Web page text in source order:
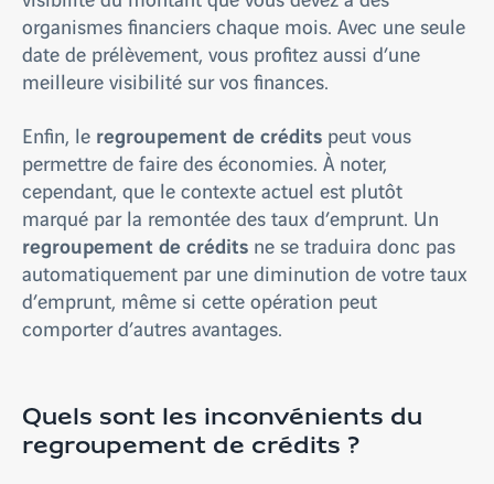
organismes financiers chaque mois. Avec une seule
date de prélèvement, vous profitez aussi d’une
meilleure visibilité sur vos finances.
Enfin, le regroupement de crédits peut vous
permettre de faire des économies. À noter,
cependant, que le contexte actuel est plutôt
marqué par la remontée des taux d’emprunt. Un
regroupement de crédits ne se traduira donc pas
automatiquement par une diminution de votre taux
d’emprunt, même si cette opération peut
comporter d’autres avantages.
Quels sont les inconvénients du
regroupement de crédits ?